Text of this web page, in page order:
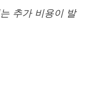
추가 비용이 발